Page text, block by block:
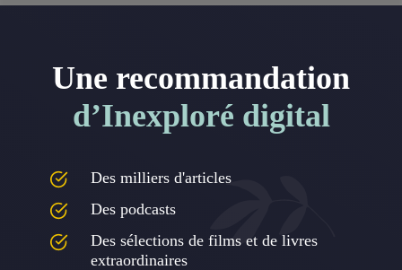
Une recommandation
d’Inexploré digital
Des milliers d'articles
Des podcasts
Des sélections de films et de livres
extraordinaires